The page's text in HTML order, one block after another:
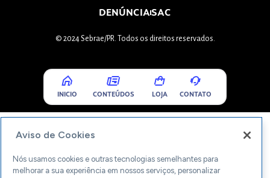
DENÚNCIASAC
© 2024 Sebrae/PR. Todos os direitos reservados.
INICIO CONTEÚDOS LOJA CONTATO
Aviso de Cookies
Nós usamos cookies e outras tecnologias semelhantes para
melhorar a sua experiência em nossos serviços, personalizar